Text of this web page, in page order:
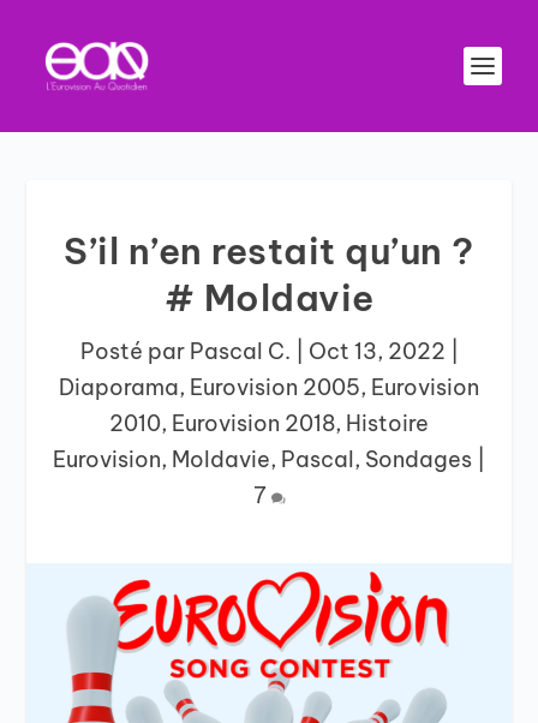
S’il n’en restait qu’un ?
# Moldavie
Posté par Pascal C. Oct 13, 2022
Diaporama, Eurovision 2005, Eurovision
2010, Eurovision 2018, Histoire
Eurovision, Moldavie, Pascal, Sondages
7